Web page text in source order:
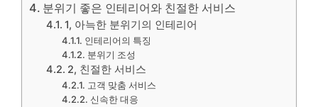
분위기 좋은 인테리어와 친절한 서비스
1, 아늑한 분위기의 인테리어
인테리어의 특징
분위기 조성
2, 친절한 서비스
고객 맞춤 서비스
신속한 대응